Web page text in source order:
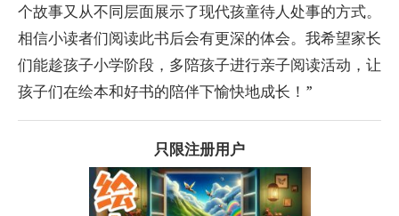
个故事又从不同层面展示了现代孩童待人处事的方式。
相信小读者们阅读此书后会有更深的体会。我希望家长
们能趁孩子小学阶段，多陪孩子进行亲子阅读活动，让
孩子们在绘本和好书的陪伴下愉快地成长！”
只限注册用户